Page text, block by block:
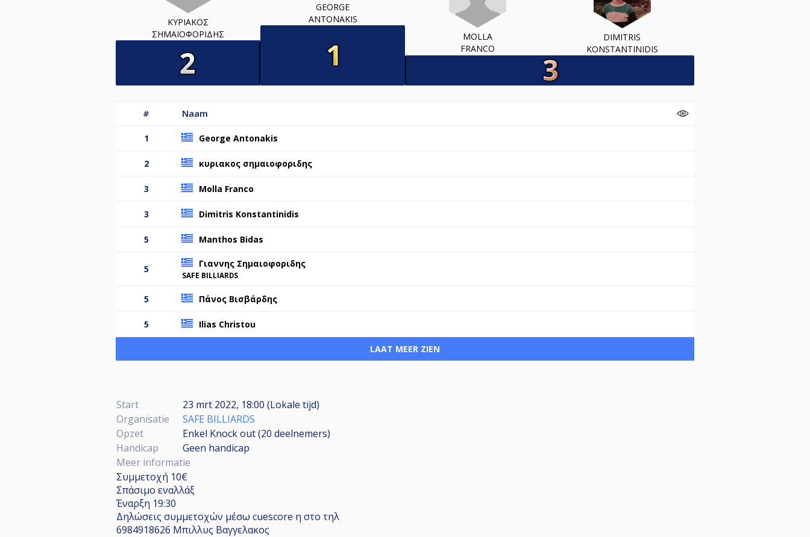
ΚΥΡΙΑΚΟΣ
ΣΗΜΑΙΟΦΟΡΙΔΗΣ
GEORGE
ANTONAKIS
MOLLA
FRANCO
DIMITRIS
KONSTANTINIDIS
# Naam
1 George Antonakis
2 κυριακος σημαιοφοριδης
3 Molla Franco
3 Dimitris Konstantinidis
5 Manthos Bidas
5 Γιαννης Σημαιοφοριδης
SAFE BILLIARDS
5 Πάνος Βισβάρδης
5 Ilias Christou
LAAT MEER ZIEN
Start
23 mrt 2022, 18:00 (Lokale tijd)
Organisatie
SAFE BILLIARDS
Opzet
Enkel Knock out (20 deelnemers)
Handicap
Geen handicap
Meer informatie
Συμμετοχή 10€
Σπάσιμο εναλλάξ
Έναρξη 19:30
Δηλώσεις συμμετοχών μέσω cuescore η στο τηλ
6984918626 Μπιλλυς Βαγγελακος